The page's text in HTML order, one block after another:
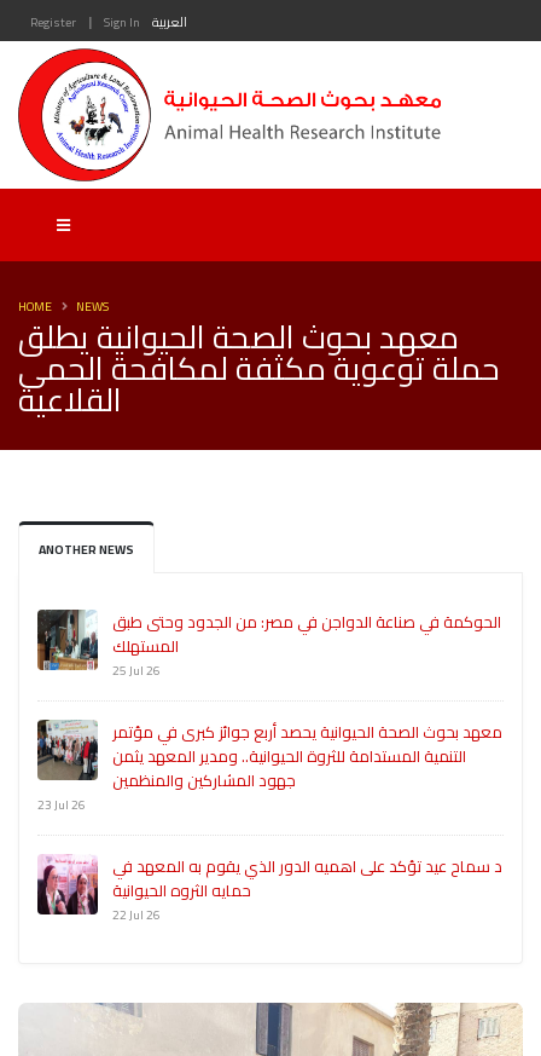
Register | Sign In العربية
معهد بحوث الصحة الحيوانية يطلق
حملة توعوية مكثفة لمكافحة الحمى
القلاعية
HOME NEWS
ANOTHER NEWS
الحوكمة في صناعة الدواجن في مصر: من الجدود وحتى طبق
المستهلك
25 Jul 26
معهد بحوث الصحة الحيوانية يحصد أربع جوائز كبرى في مؤتمر
التنمية المستدامة للثروة الحيوانية.. ومدير المعهد يثمن
جهود المشاركين والمنظمين
23 Jul 26
د سماح عيد تؤكد على اهميه الدور الذي يقوم به المعهد في
حمايه الثروه الحيوانية
22 Jul 26